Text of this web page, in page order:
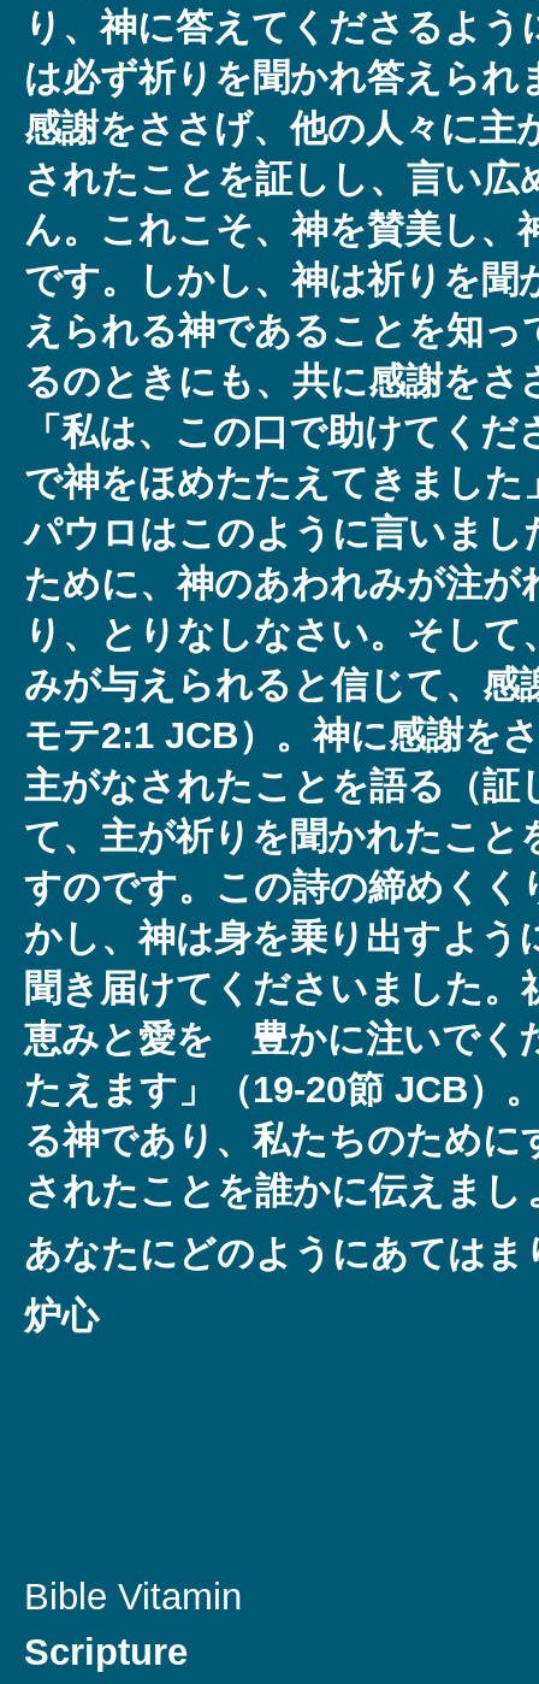
り、神に答えてくださるよう
は必ず祈りを聞かれ答えられ
感謝をささげ、他の人々に主
されたことを証しし、言い
ん。これこそ、神を賛美し、
です。しかし、神は祈りを聞
えられる神であることを知
るのときにも、共に感謝をさ
「私は、この口で助けてく
で神をほめたたえてきました
パウロはこのように言いまし
ために、神のあわれみが注が
り、とりなしなさい。そし
みが与えられると信じて、感
モテ2:1 JCB）。神に感謝を
主がなされたことを語る（証
て、主が祈りを聞かれたこと
すのです。この詩の締めくく
かし、神は身を乗り出すよう
聞き届けてくださいました。
恵みと愛を 豊かに注いでく
たえます」（19-20節 JCB）
る神であり、私たちのため
されたことを誰かに伝えまし
あなたにどのようにあてはま
炉心
Bible Vitamin
Scripture